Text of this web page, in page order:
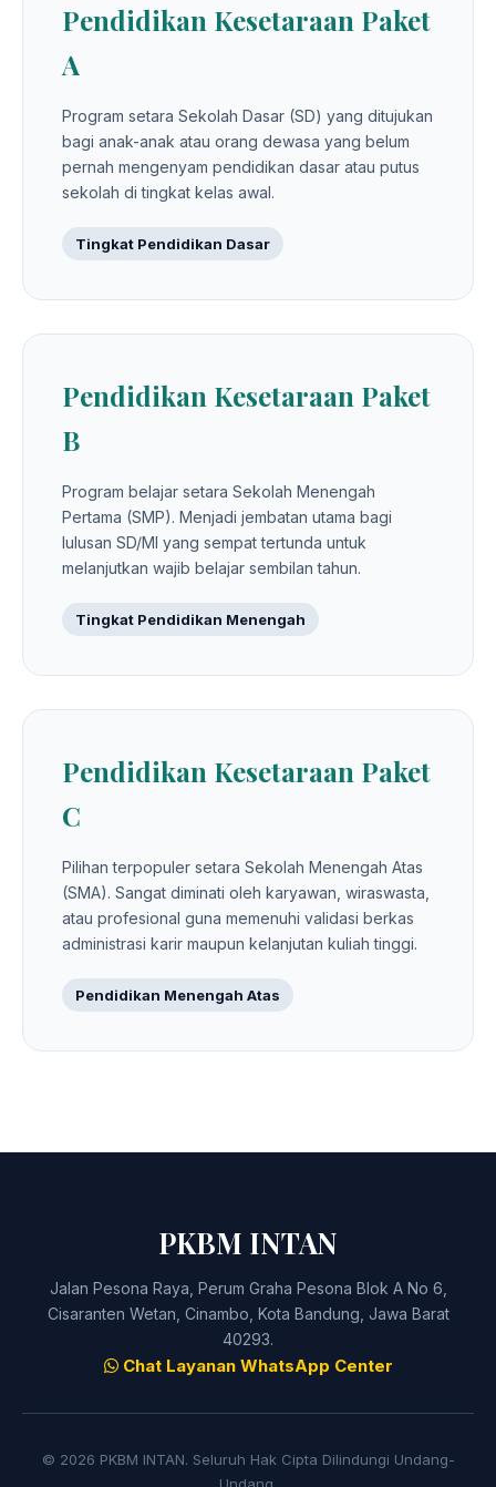
Pendidikan Kesetaraan Paket
A
Program setara Sekolah Dasar (SD) yang ditujukan
bagi anak-anak atau orang dewasa yang belum
pernah mengenyam pendidikan dasar atau putus
sekolah di tingkat kelas awal.
Tingkat Pendidikan Dasar
Pendidikan Kesetaraan Paket
B
Program belajar setara Sekolah Menengah
Pertama (SMP). Menjadi jembatan utama bagi
lulusan SD/MI yang sempat tertunda untuk
melanjutkan wajib belajar sembilan tahun.
Tingkat Pendidikan Menengah
Pendidikan Kesetaraan Paket
C
Pilihan terpopuler setara Sekolah Menengah Atas
(SMA). Sangat diminati oleh karyawan, wiraswasta,
atau profesional guna memenuhi validasi berkas
administrasi karir maupun kelanjutan kuliah tinggi.
Pendidikan Menengah Atas
PKBM INTAN
Jalan Pesona Raya, Perum Graha Pesona Blok A No 6,
Cisaranten Wetan, Cinambo, Kota Bandung, Jawa Barat
40293.
Chat Layanan WhatsApp Center
© 2026 PKBM INTAN. Seluruh Hak Cipta Dilindungi Undang-
Undang.